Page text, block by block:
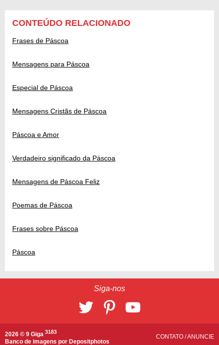
CONTEÚDO RELACIONADO
Frases de Páscoa
Mensagens para Páscoa
Especial de Páscoa
Mensagens Cristãs de Páscoa
Páscoa e Amor
Verdadeiro significado da Páscoa
Mensagens de Páscoa Feliz
Poemas de Páscoa
Frases sobre Páscoa
Páscoa
Siga-nos
2026 © 9 Giga 3183
Banco de imagens por Depositphotos
CONTATO /ANUNCIE